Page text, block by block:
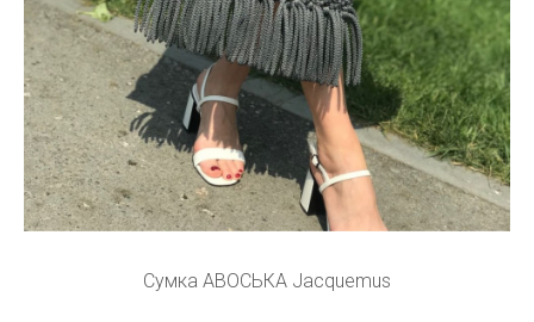
Сумка АВОСЬКА Jacquemus